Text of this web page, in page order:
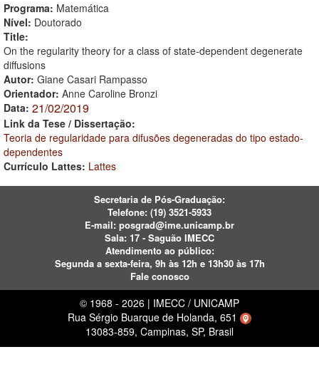
Programa: Matemática
Nível: Doutorado
Title:
On the regularity theory for a class of state-dependent degenerate
diffusions
Autor: Giane Casari Rampasso
Orientador: Anne Caroline Bronzi
Data: 21/02/2019
Link da Tese / Dissertação:
Teoria de regularidade para difusões degeneradas do tipo estado-
dependentes
Currículo Lattes: Lattes
Secretaria de Pós-Graduação:
Telefone: (19) 3521-5933
E-mail: posgrad@ime.unicamp.br
Sala: 17 - Saguão IMECC
Atendimento ao público:
Segunda a sexta-feira, 9h às 12h e 13h30 às 17h
Fale conosco
© 1968 - 2026 | IMECC / UNICAMP
Rua Sérgio Buarque de Holanda, 651
13083-859, Campinas, SP, Brasil